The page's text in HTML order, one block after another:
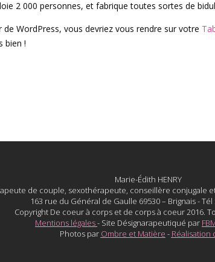
2 000 personnes, et fabrique toutes sortes de
WordPress, vous devriez vous rendre sur votre
bien !
Marie-Édith HENRY
de couple, sexothérapeute, conseillère conjugale
163 rue du Général de Gaulle 69530 – Brignais - Tél
Copyright De coeur à corps et de corps à coeur 2016.
Mentions légales- Site Désignarapeutiqué par
Photos par Ombre et Matière - Réalisation